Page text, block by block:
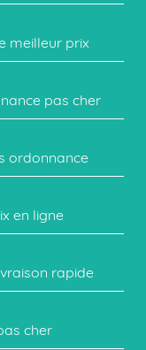
meilleur prix
pas cher
ordonnance
en ligne
rapide
cher